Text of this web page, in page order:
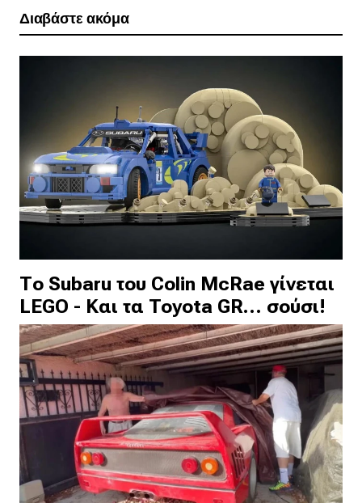
Διαβάστε ακόμα
Το Subaru του Colin McRae γίνεται
LEGO - Και τα Toyota GR… σούσι!